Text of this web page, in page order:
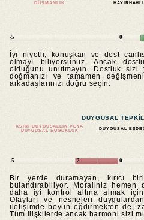
DÜŞMANLIK
-5 0
İyi niyetli, konuşkan ve dost
olmayı biliyorsunuz. Ancak
olduğunu unutmayın. Dostluk sizi
doğmanızı ve tamamen
arkadaşlarınızı doğru seçin.
DUYGUSAL
AŞIRI DUYGUSALLIK VEYA
DUYGUSAL SOĞUKLUK
DUYGUSAL
-5 -2 0
Bir yerde duramayan, kırıcı
bulandırabiliyor. Moraliniz hemen
daha iyi kontrol altına almak için
Olayları ve nesneleri
iletişimde boyun eğdirmekten de,
Tüm ilişkilerde ancak harmoni sizi